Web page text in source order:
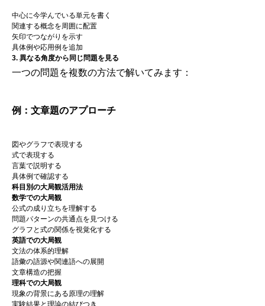
中心に今学んでいる単元を書く
関連する概念を周囲に配置
矢印でつながりを示す
具体例や応用例を追加
3. 異なる角度から同じ問題を見る
一つの問題を複数の方法で解いてみます：
例：文章題のアプローチ
図やグラフで表現する
式で表現する
言葉で説明する
具体例で確認する
科目別の大局観活用法
数学での大局観
公式の成り立ちを理解する
問題パターンの共通点を見つける
グラフと式の関係を視覚化する
英語での大局観
文法の体系的理解
語彙の語源や関連語への展開
文章構造の把握
理科での大局観
現象の背景にある原理の理解
実験結果と理論の結びつき